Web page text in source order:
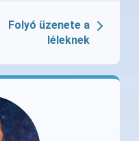
Folyó üzenete a
léleknek